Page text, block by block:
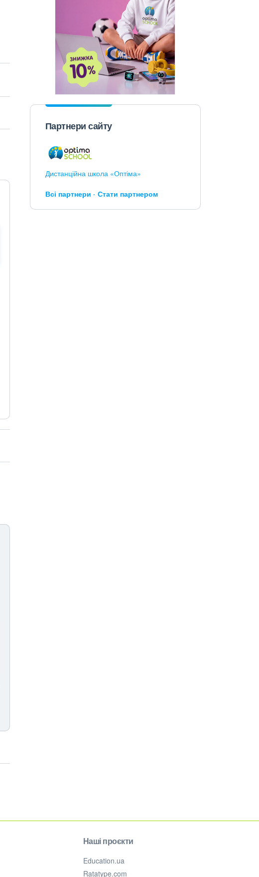
Партнери сайту
Дистанційна школа «Оптіма»
Всі партнери Стати партнером
Наші проєкти
Education.ua
Ratatype.com